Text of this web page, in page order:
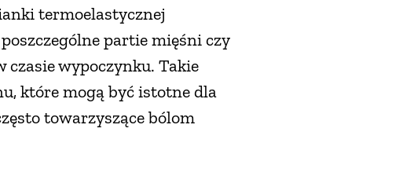
termoelastycznej
partie mięśni czy
czasie wypoczynku. Takie
które mogą być istotne dla
towarzyszące bólom